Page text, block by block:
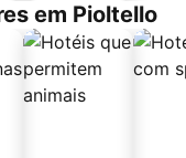
em Pioltello